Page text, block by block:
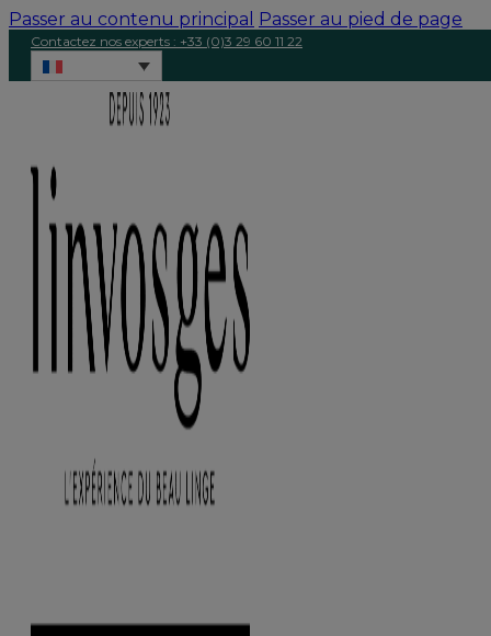
Passer au contenu principal Passer au pied de page
Contactez nos experts : +33 (0)3 29 60 11 22